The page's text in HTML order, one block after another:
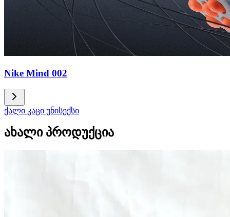
Nike Mind 002
ქალი კაცი უნისექსი
ახალი პროდუქცია